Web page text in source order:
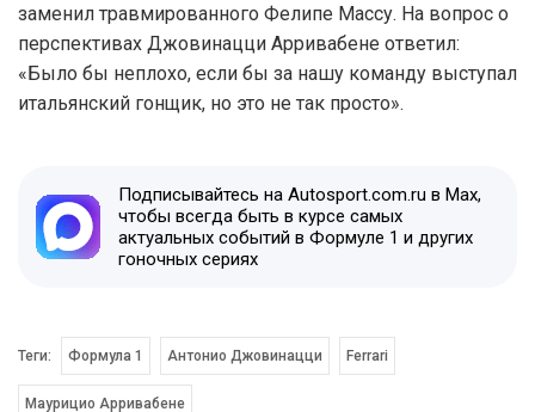
заменил травмированного Фелипе Массу. На вопрос о
перспективах Джовинацци Арривабене ответил:
«Было бы неплохо, если бы за нашу команду выступал
итальянский гонщик, но это не так просто».
Подписывайтесь на Autosport.com.ru в Max,
чтобы всегда быть в курсе самых
актуальных событий в Формуле 1 и других
гоночных сериях
Теги: Формула 1 Антонио Джовинацци Ferrari
Маурицио Арривабене